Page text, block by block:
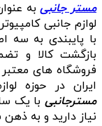
مستر جانبیبه
لوازم جانبی
بازگشت کالا و
فروشگاه‌ های معتبر
ایران در حوزه
مسترجانبی با یک
نیاز دارید و به